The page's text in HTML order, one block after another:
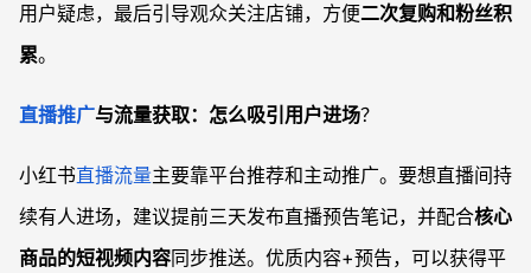
用户疑虑，最后引导观众关注店铺，方便二次复购和粉丝积
累。
直播推广与流量获取：怎么吸引用户进场？
小红书直播流量主要靠平台推荐和主动推广。要想直播间持
续有人进场，建议提前三天发布直播预告笔记，并配合核心
商品的短视频内容同步推送。优质内容+预告，可以获得平